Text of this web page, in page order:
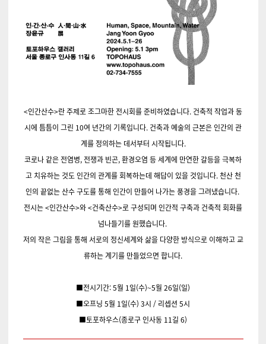
<인간산수>란 주제로 조그마한 전시회를 준비하였습니다. 건축적 작업과 동
시에 틈틈이 그린 10여 년간의 기록입니다. 건축과 예술의 근본은 인간의 관
계를 정의하는 데서부터 시작됩니다.
코로나 같은 전염병, 전쟁과 빈곤, 환경오염 등 세계에 만연한 갈등을 극복하
고 치유하는 것도 인간의 관계를 회복하는데 해답이 있을 것입니다. 천산 천
인의 끝없는 산수 구도를 통해 인간이 만들어 나가는 풍경을 그려냈습니다.
전시는 <인간산수>와 <건축산수>로 구성되며 인간적 구축과 건축적 회화를
넘나들기를 원했습니다.
저의 작은 그림을 통해 서로의 정신세계와 삶을 다양한 방식으로 이해하고 교
류하는 계기를 만들었으면 합니다.
■전시기간: 5월 1일(수)~5월 26일(일)
■오프닝 5월 1일(수) 3시 / 리셉션 5시
■토포하우스(종로구 인사동 11길 6)